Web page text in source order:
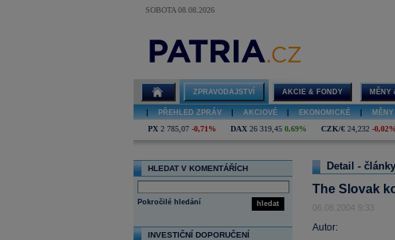
SOBOTA 08.08.2026
ZPRAVODAJSTVÍ AKCIE & FONDY MĚNY
PŘEHLED ZPRÁV AKCIOVÉ EKONOMICKÉ MĚNY
PX 2 785,07 -0,71% DAX 26 319,45 0,69% CZK/€ 24,232 -0,02%
HLEDAT V KOMENTÁŘÍCH
hledat
Pokročilé hledání
INVESTIČNÍ DOPORUČENÍ
Detail - články
The Slovak
06.08.2004 9:33
Autor: